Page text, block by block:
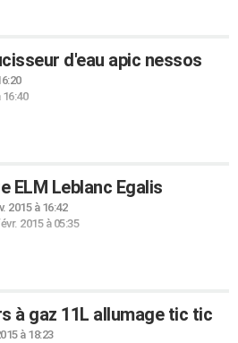
d'eau apic nessos
ELM Leblanc Egalis
2015 à 16:42
2015 à 05:35
à gaz 11L allumage tic tic
à 18:23